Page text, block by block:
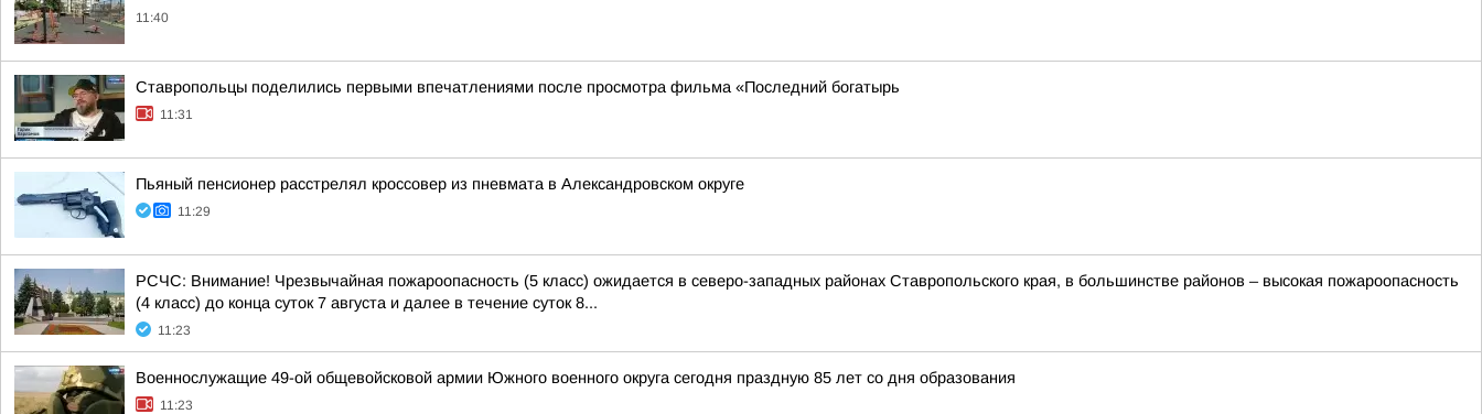
11:40
Ставропольцы поделились первыми впечатлениями после просмотра фильма «Последний богатырь
11:31
Пьяный пенсионер расстрелял кроссовер из пневмата в Александровском округе
11:29
РСЧС: Внимание! Чрезвычайная пожароопасность (5 класс) ожидается в северо-западных районах Ставропольского края, в большинстве районов – высокая пожароопасность
(4 класс) до конца суток 7 августа и далее в течение суток 8...
11:23
Военнослужащие 49-ой общевойсковой армии Южного военного округа сегодня праздную 85 лет со дня образования
11:23